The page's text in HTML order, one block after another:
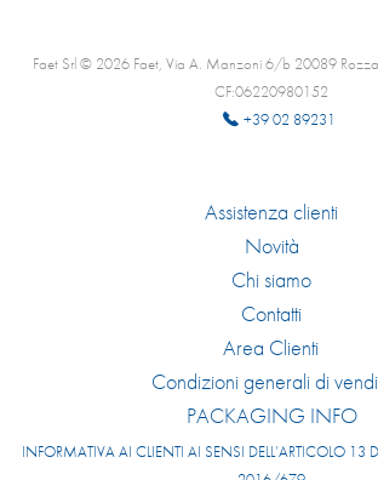
Faet Srl © 2026 Faet, Via A. Manzoni 6/b 20089
CF:06220980152
+39 02 89231
Assistenza clienti
Novità
Chi siamo
Contatti
Area Clienti
Condizioni generali di
PACKAGING INFO
INFORMATIVA AI CLIENTI AI SENSI DELL’ARTICOLO 13